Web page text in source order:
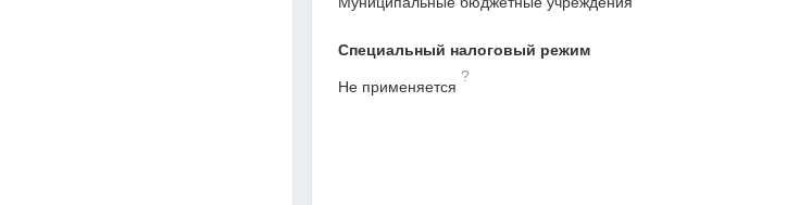
Специальный налоговый режим
Не применяется
?